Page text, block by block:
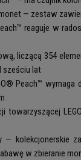
— zestaw
reaguje w
liczącą 354
sześciu lat
Peach™
towarzyszącej
— kolekcjonerskie
w zbieranie